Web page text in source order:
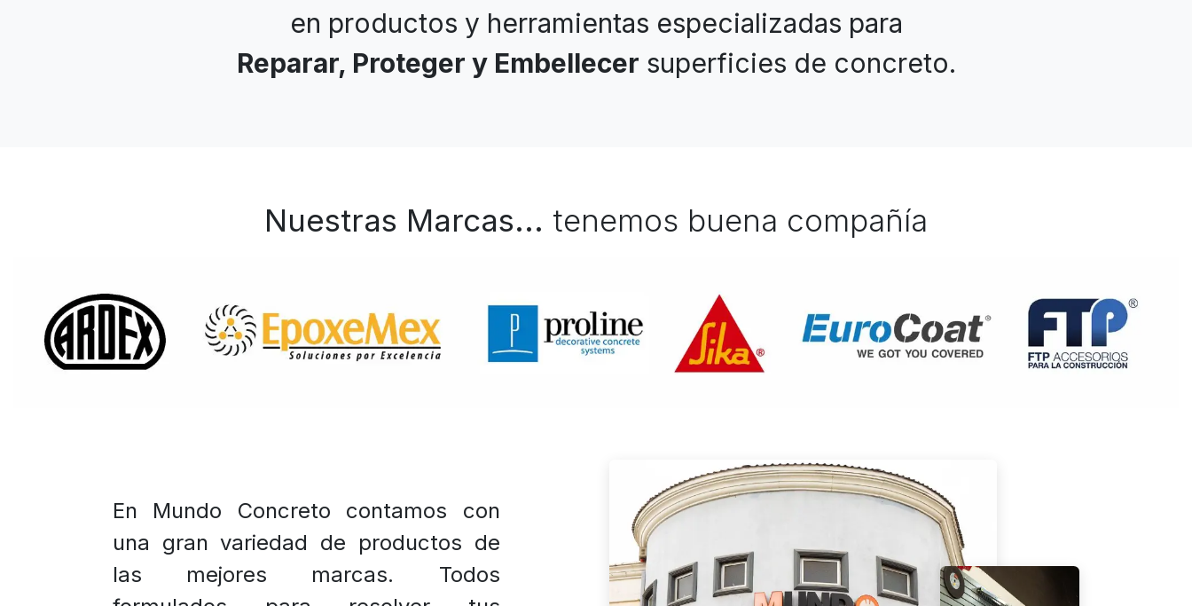
en productos y herramientas especializadas para
Reparar, Proteger y Embellecer superficies de concreto.
Nuestras Marcas... tenemos buena compañía
En Mundo Concreto contamos con
una gran variedad de productos de
las mejores marcas. Todos